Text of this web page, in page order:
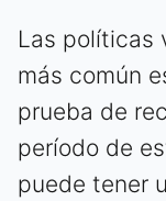
Las políticas
más común
prueba de
período de
puede tener